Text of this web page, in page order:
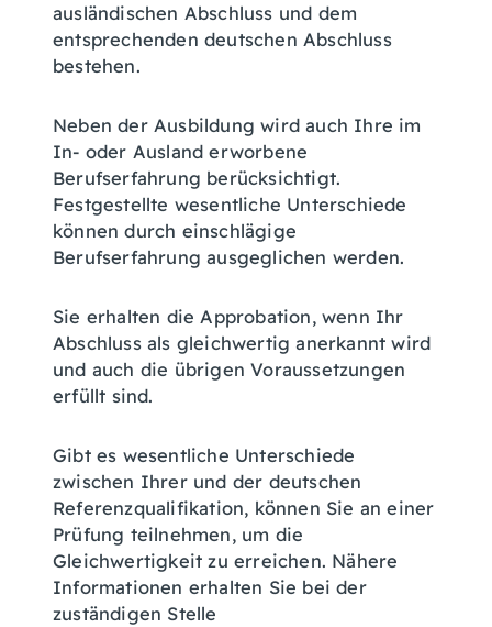
ausländischen Abschluss und dem
entsprechenden deutschen Abschluss
bestehen.
Neben der Ausbildung wird auch Ihre im
In- oder Ausland erworbene
Berufserfahrung berücksichtigt.
Festgestellte wesentliche Unterschiede
können durch einschlägige
Berufserfahrung ausgeglichen werden.
Sie erhalten die Approbation, wenn Ihr
Abschluss als gleichwertig anerkannt wird
und auch die übrigen Voraussetzungen
erfüllt sind.
Gibt es wesentliche Unterschiede
zwischen Ihrer und der deutschen
Referenzqualifikation, können Sie an einer
Prüfung teilnehmen, um die
Gleichwertigkeit zu erreichen. Nähere
Informationen erhalten Sie bei der
zuständigen Stelle